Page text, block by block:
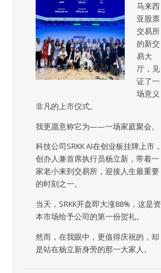
马来西
亚股票
交易所
的新交
易大
厅，见
证了一
场意义
非凡的上市仪式。
我更愿意称它为——一场家庭聚会。
科技公司SRKK AI在创业板挂牌上市，
创办人兼首席执行员杨立新，带着一
家老小来到交易所，迎接人生最重要
的时刻之一。
当天，SRKK开盘即大涨88%，这是资
本市场给予公司的第一份贺礼。
然而，在我眼中，更值得庆祝的，却
是站在杨立新身旁的那一大家人。